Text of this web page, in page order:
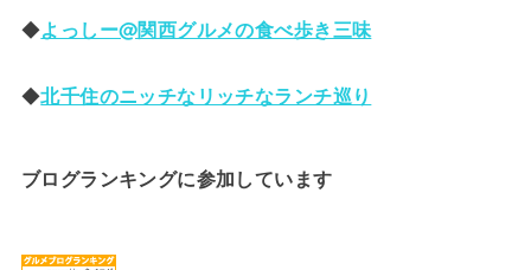
◆よっしー@関西グルメの食べ歩き三味
◆北千住のニッチなリッチなランチ巡り
ブログランキングに参加しています